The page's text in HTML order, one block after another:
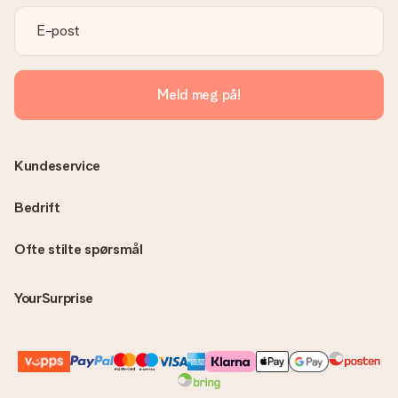
fakturaen i bekreftelsesmeldingen og du kan alltid finne den
på din MySurprise-konto. Dette betyr at du enkelt og trygt
Meld meg på!
Ofte stilte spørsmål
YourSurprise
Kundeservice
Bedrift